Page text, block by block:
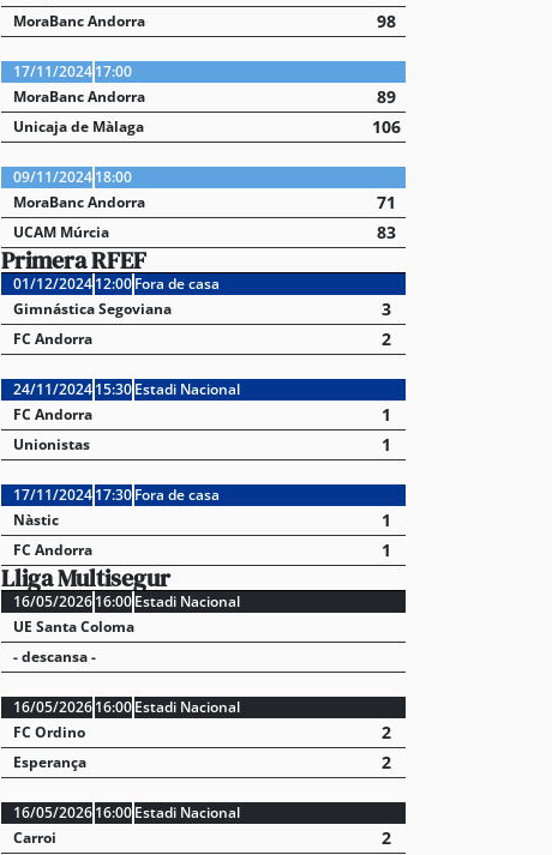
MoraBanc Andorra 98
17/11/2024 17:00
MoraBanc Andorra
89
Unicaja de Màlaga 106
09/11/2024 18:00
MoraBanc Andorra
71
UCAM Múrcia 83
Primera RFEF
01/12/2024 12:00 Fora de casa
Gimnástica Segoviana
3
FC Andorra 2
24/11/2024 15:30 Estadi Nacional
FC Andorra
1
Unionistas 1
17/11/2024 17:30 Fora de casa
Nàstic
1
FC Andorra 1
Lliga Multisegur
16/05/2026 16:00 Estadi Nacional
UE Santa Coloma
- descansa -
16/05/2026 16:00 Estadi Nacional
FC Ordino
2
Esperança 2
16/05/2026 16:00 Estadi Nacional
Carroi
2